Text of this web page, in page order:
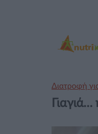
Διατροφή